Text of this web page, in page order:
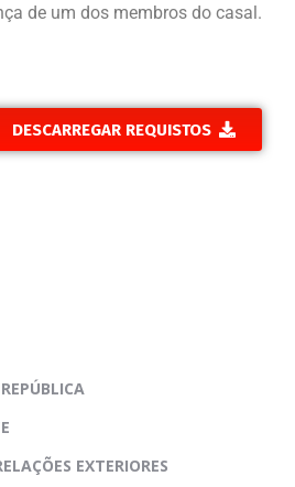
de um dos membros do casal.
DESCARREGAR REQUISTOS
EXTERIORES